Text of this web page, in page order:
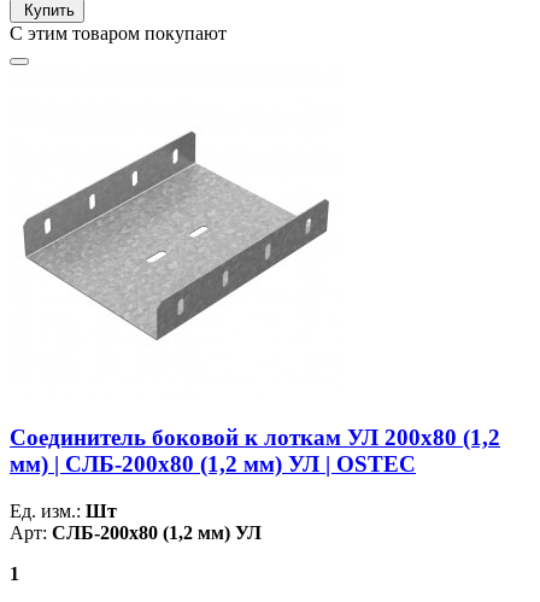
Купить
С этим товаром покупают
Соединитель боковой к лоткам УЛ 200х80 (1,2
мм) | СЛБ-200х80 (1,2 мм) УЛ | OSTEC
Ед. изм.: Шт
Арт: СЛБ-200х80 (1,2 мм) УЛ
1